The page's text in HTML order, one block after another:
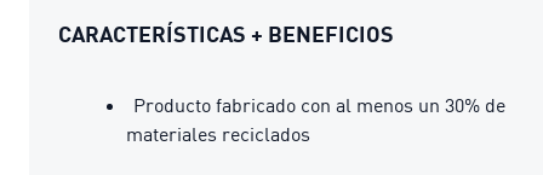
CARACTERÍSTICAS + BENEFICIOS
Producto fabricado con al menos un 30% de
materiales reciclados